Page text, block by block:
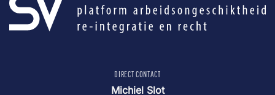
DIRECT CONTACT
Michiel Slot